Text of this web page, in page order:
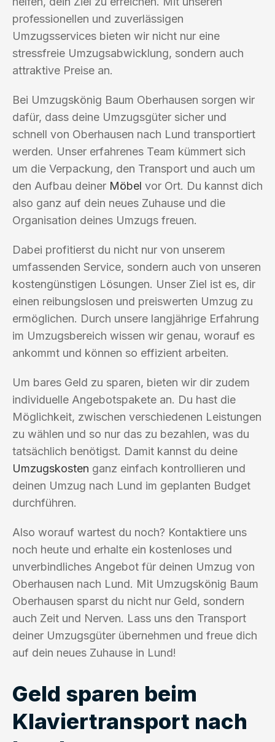
professionellen und zuverlässigen
Umzugsservices bieten wir nicht nur eine
stressfreie Umzugsabwicklung, sondern auch
attraktive Preise an.
Bei Umzugskönig Baum Oberhausen sorgen wir
dafür, dass deine Umzugsgüter sicher und
schnell von Oberhausen nach Lund transportiert
werden. Unser erfahrenes Team kümmert sich
um die Verpackung, den Transport und auch um
den Aufbau deiner Möbel vor Ort. Du kannst dich
also ganz auf dein neues Zuhause und die
Organisation deines Umzugs freuen.
Dabei profitierst du nicht nur von unserem
umfassenden Service, sondern auch von unseren
kostengünstigen Lösungen. Unser Ziel ist es, dir
einen reibungslosen und preiswerten Umzug zu
ermöglichen. Durch unsere langjährige Erfahrung
im Umzugsbereich wissen wir genau, worauf es
ankommt und können so effizient arbeiten.
Um bares Geld zu sparen, bieten wir dir zudem
individuelle Angebotspakete an. Du hast die
Möglichkeit, zwischen verschiedenen Leistungen
zu wählen und so nur das zu bezahlen, was du
tatsächlich benötigst. Damit kannst du deine
Umzugskosten ganz einfach kontrollieren und
deinen Umzug nach Lund im geplanten Budget
durchführen.
Also worauf wartest du noch? Kontaktiere uns
noch heute und erhalte ein kostenloses und
unverbindliches Angebot für deinen Umzug von
Oberhausen nach Lund. Mit Umzugskönig Baum
Oberhausen sparst du nicht nur Geld, sondern
auch Zeit und Nerven. Lass uns den Transport
deiner Umzugsgüter übernehmen und freue dich
auf dein neues Zuhause in Lund!
Geld sparen beim
Klaviertransport nach